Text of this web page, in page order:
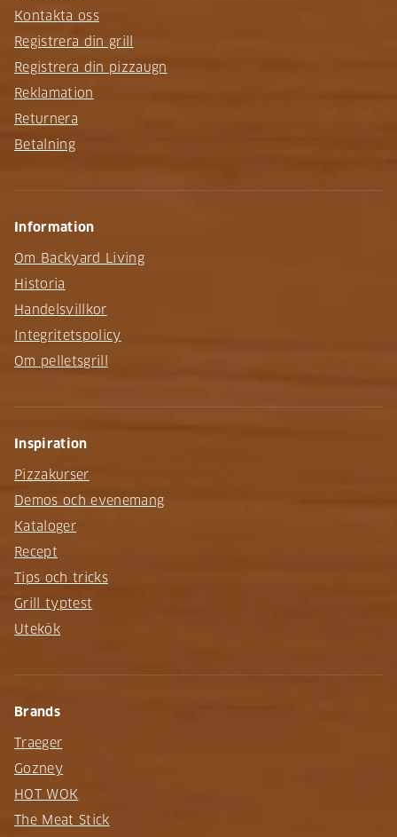
Kontakta oss
Registrera din grill
Registrera din pizzaugn
Reklamation
Returnera
Betalning
Information
Om Backyard Living
Historia
Handelsvillkor
Integritetspolicy
Om pelletsgrill
Inspiration
Pizzakurser
Demos och evenemang
Kataloger
Recept
Tips och tricks
Grill typtest
Utekök
Brands
Traeger
Gozney
HOT WOK
The Meat Stick